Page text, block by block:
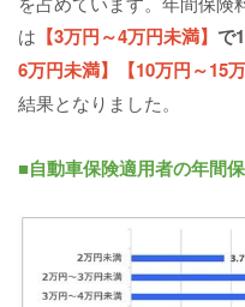
は 【3万円～4万円未満】 で
6万円未満】【10万円～15
結果となりました。
■自動車保険適用者の年間